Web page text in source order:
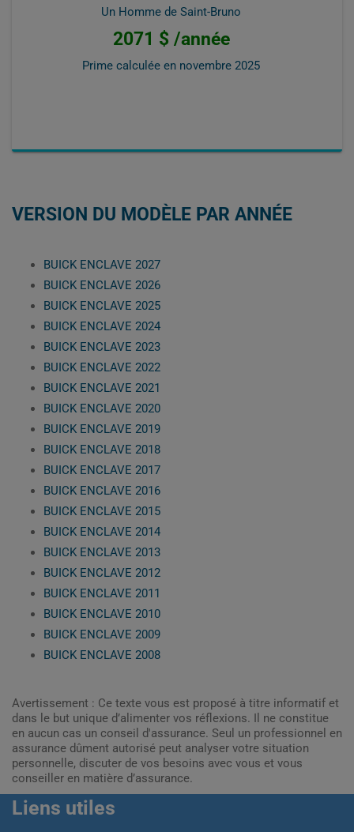
Un Homme de Saint-Bruno
2071 $ /année
Prime calculée en novembre 2025
VERSION DU MODÈLE PAR ANNÉE
BUICK ENCLAVE 2027
BUICK ENCLAVE 2026
BUICK ENCLAVE 2025
BUICK ENCLAVE 2024
BUICK ENCLAVE 2023
BUICK ENCLAVE 2022
BUICK ENCLAVE 2021
BUICK ENCLAVE 2020
BUICK ENCLAVE 2019
BUICK ENCLAVE 2018
BUICK ENCLAVE 2017
BUICK ENCLAVE 2016
BUICK ENCLAVE 2015
BUICK ENCLAVE 2014
BUICK ENCLAVE 2013
BUICK ENCLAVE 2012
BUICK ENCLAVE 2011
BUICK ENCLAVE 2010
BUICK ENCLAVE 2009
BUICK ENCLAVE 2008
Avertissement : Ce texte vous est proposé à titre informatif et
dans le but unique d’alimenter vos réflexions. Il ne constitue
en aucun cas un conseil d'assurance. Seul un professionnel en
assurance dûment autorisé peut analyser votre situation
personnelle, discuter de vos besoins avec vous et vous
conseiller en matière d’assurance.
Liens utiles